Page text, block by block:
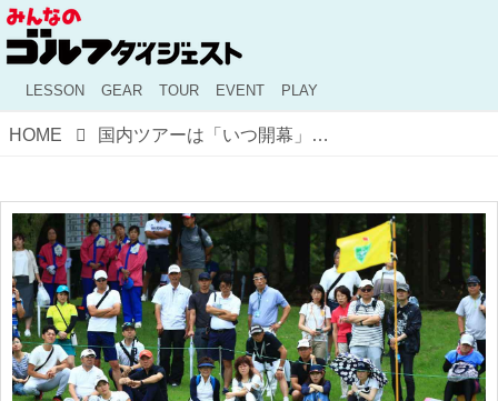
LESSON GEAR TOUR EVENT PLAY
HOME 国内ツアーは「いつ開幕」が妥当なのか？ ゴルファーの意見は？ 【みんなのアンケート】